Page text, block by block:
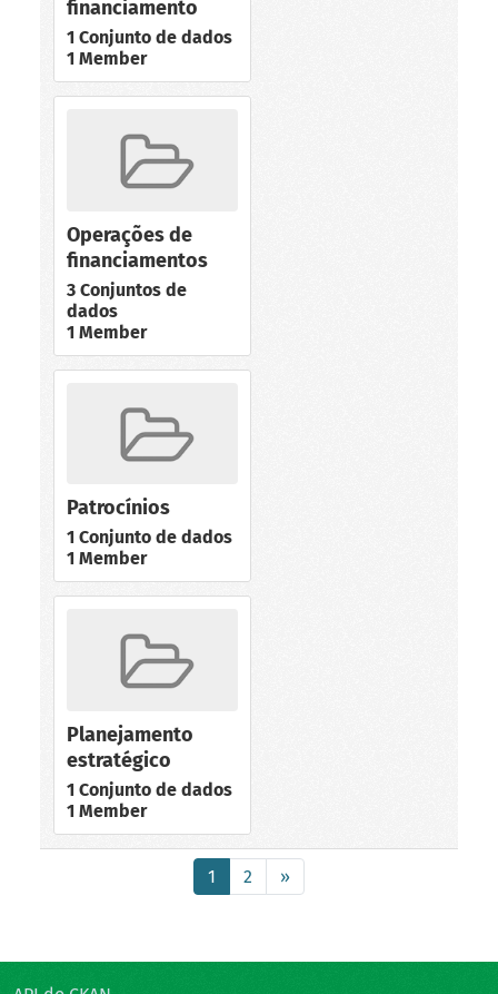
financiamento
1 Conjunto de dados
1 Member
Operações de
financiamentos
3 Conjuntos de
dados
1 Member
Patrocínios
1 Conjunto de dados
1 Member
Planejamento
estratégico
1 Conjunto de dados
1 Member
1 2 »